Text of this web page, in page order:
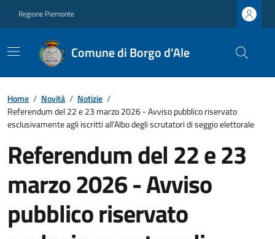
Regione Piemonte
Comune di Borgo d'Ale
Home / Novità / Notizie /
Referendum del 22 e 23 marzo 2026 - Avviso pubblico riservato
esclusivamente agli iscritti all'Albo degli scrutatori di seggio elettorale
Referendum del 22 e 23
marzo 2026 - Avviso
pubblico riservato